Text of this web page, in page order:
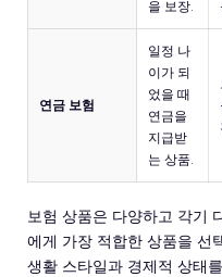
을 보장.
연금 보험
일정 나
이가 되
었을 때
연금을
지급받
는 상품.
보험 상품은 다양하고 각기
에게 가장 적합한 상품을 선
생활 스타일과 경제적 상태